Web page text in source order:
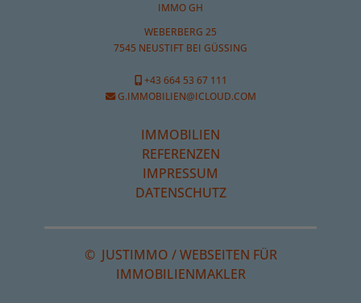
IMMO GH
WEBERBERG 25
7545 NEUSTIFT BEI GÜSSING
+43 664 53 67 111
G.IMMOBILIEN@ICLOUD.COM
IMMOBILIEN
REFERENZEN
IMPRESSUM
DATENSCHUTZ
© JUSTIMMO /WEBSEITEN FÜR
IMMOBILIENMAKLER